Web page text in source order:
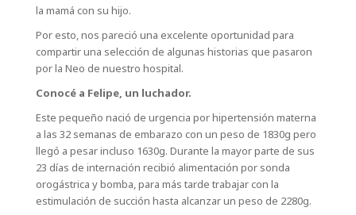
la mamá con su hijo.
Por esto, nos pareció una excelente oportunidad para
compartir una selección de algunas historias que pasaron
por la Neo de nuestro hospital.
Conocé a Felipe, un luchador.
Este pequeño nació de urgencia por hipertensión materna
a las 32 semanas de embarazo con un peso de 1830g pero
llegó a pesar incluso 1630g. Durante la mayor parte de sus
23 días de internación recibió alimentación por sonda
orogástrica y bomba, para más tarde trabajar con la
estimulación de succión hasta alcanzar un peso de 2280g.